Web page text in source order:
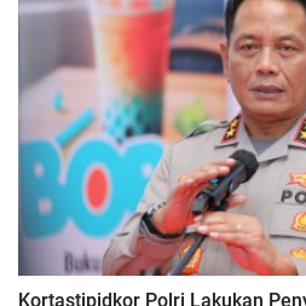
Kortastipidkor Polri Lakukan